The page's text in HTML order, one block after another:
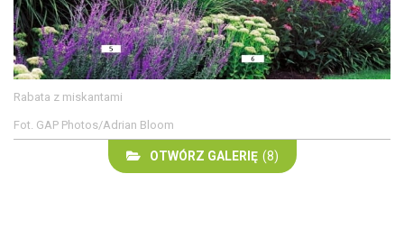
Rabata z miskantami
Fot. GAP Photos/Adrian Bloom
OTWÓRZ GALERIĘ (8)